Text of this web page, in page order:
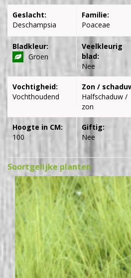
Geslacht:
Deschampsia
Familie:
Poaceae
Bladkleur:
Groen
Veelkleurig
blad:
Nee
Vochtigheid:
Vochthoudend
Zon /
Halfschaduw /
zon
Hoogte in CM:
100
Giftig:
Nee
Soortgelijke planten